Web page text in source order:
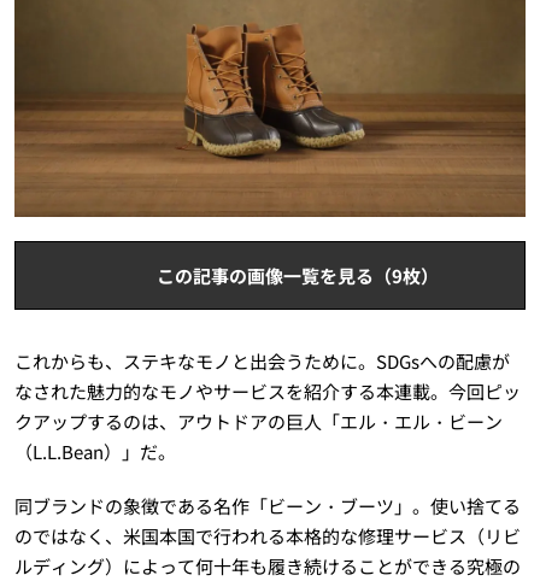
この記事の画像一覧を見る（9枚）
これからも、ステキなモノと出会うために。SDGsへの配慮が
なされた魅力的なモノやサービスを紹介する本連載。今回ピッ
クアップするのは、アウトドアの巨人「エル・エル・ビーン
（L.L.Bean）」だ。
同ブランドの象徴である名作「ビーン・ブーツ」。使い捨てる
のではなく、米国本国で行われる本格的な修理サービス（リビ
ルディング）によって何十年も履き続けることができる究極の